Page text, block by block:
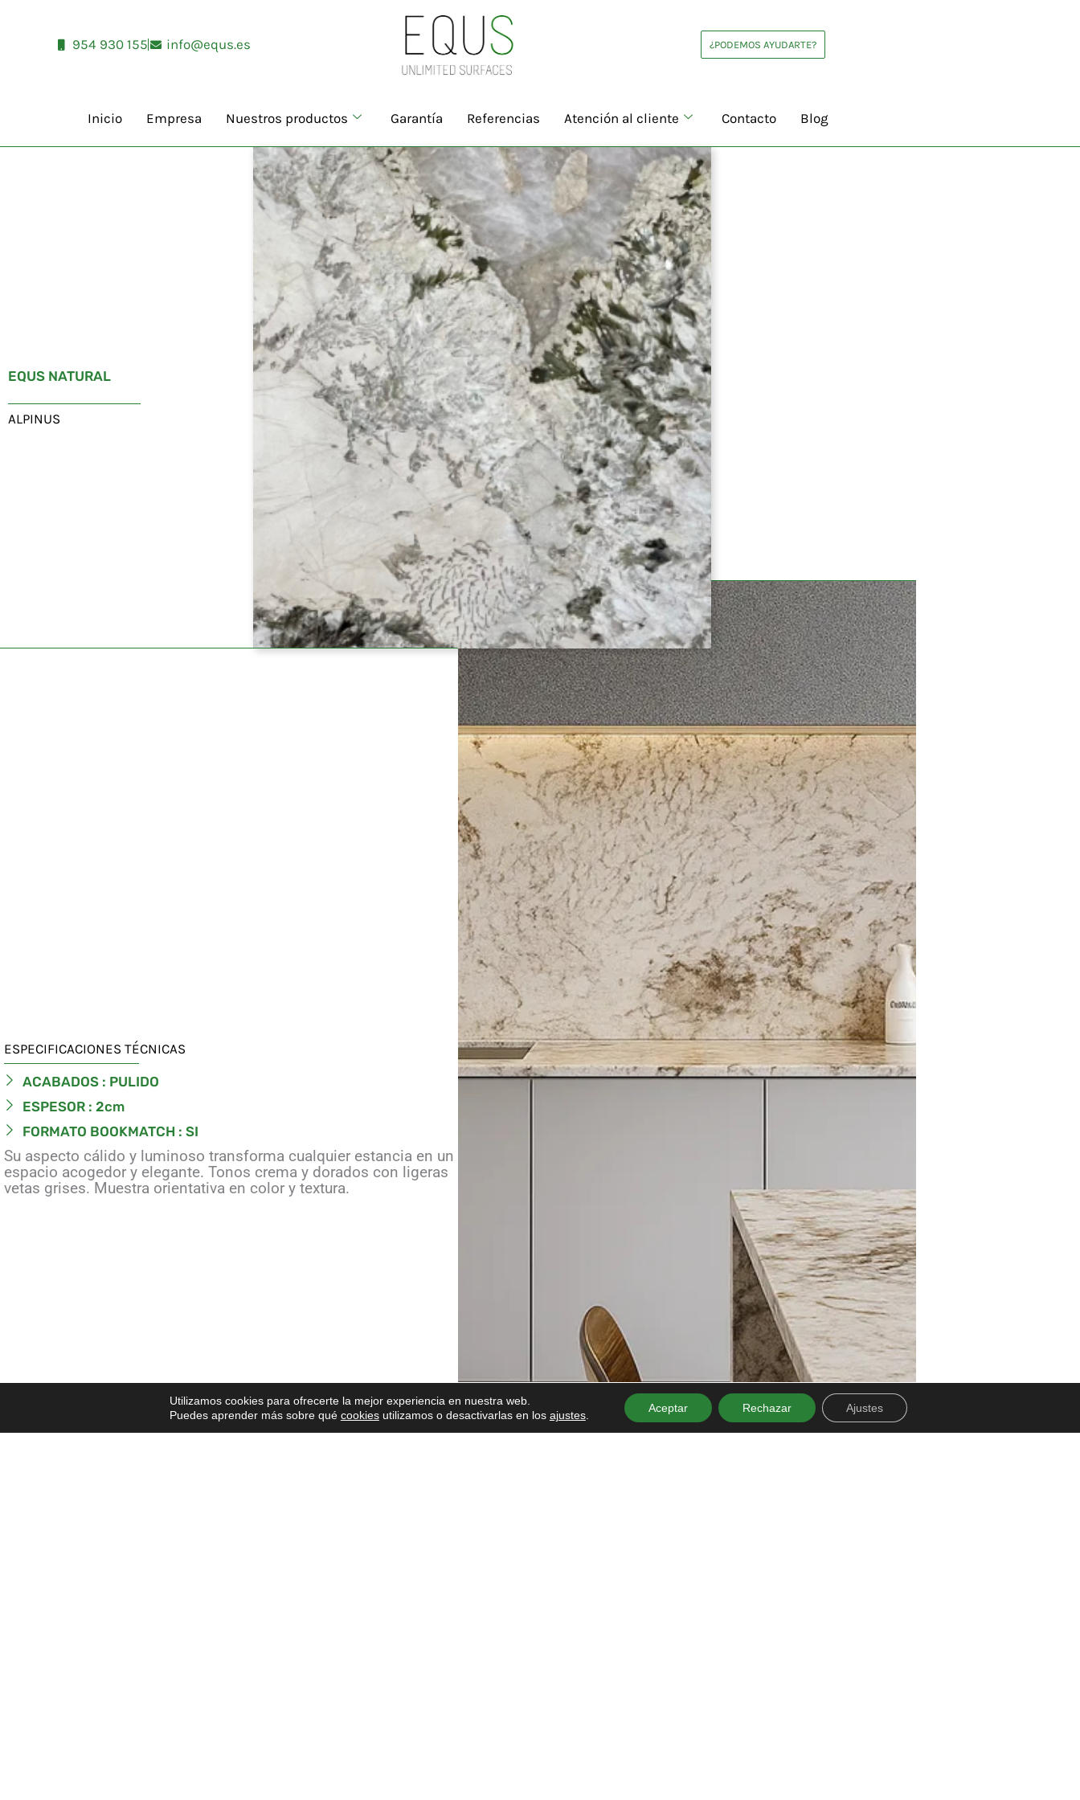
954 930 155 info@equs.es ¿PODEMOS AYUDARTE?
Inicio Empresa Nuestros productos Garantía Referencias Atención al cliente Contacto Blog
EQUS NATURAL
ALPINUS
ESPECIFICACIONES TÉCNICAS
ACABADOS : PULIDO
ESPESOR : 2cm
FORMATO BOOKMATCH : SI
Su aspecto cálido y luminoso transforma cualquier estancia en un
espacio acogedor y elegante. Tonos crema y dorados con ligeras
vetas grises. Muestra orientativa en color y textura.
Utilizamos cookies para ofrecerte la mejor experiencia en nuestra web.
Puedes aprender más sobre qué cookiesutilizamos o desactivarlas en los ajustes.
Aceptar Rechazar Ajustes